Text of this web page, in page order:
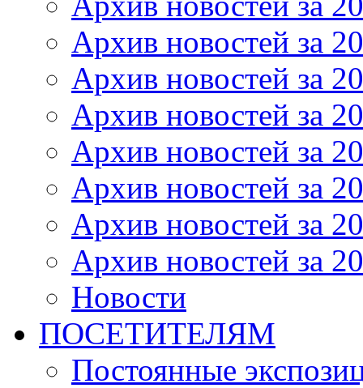
Архив новостей за
Архив новостей за
Архив новостей за
Архив новостей за
Архив новостей за
Архив новостей за
Архив новостей за
Новости
ПОСЕТИТЕЛЯМ
Постоянные